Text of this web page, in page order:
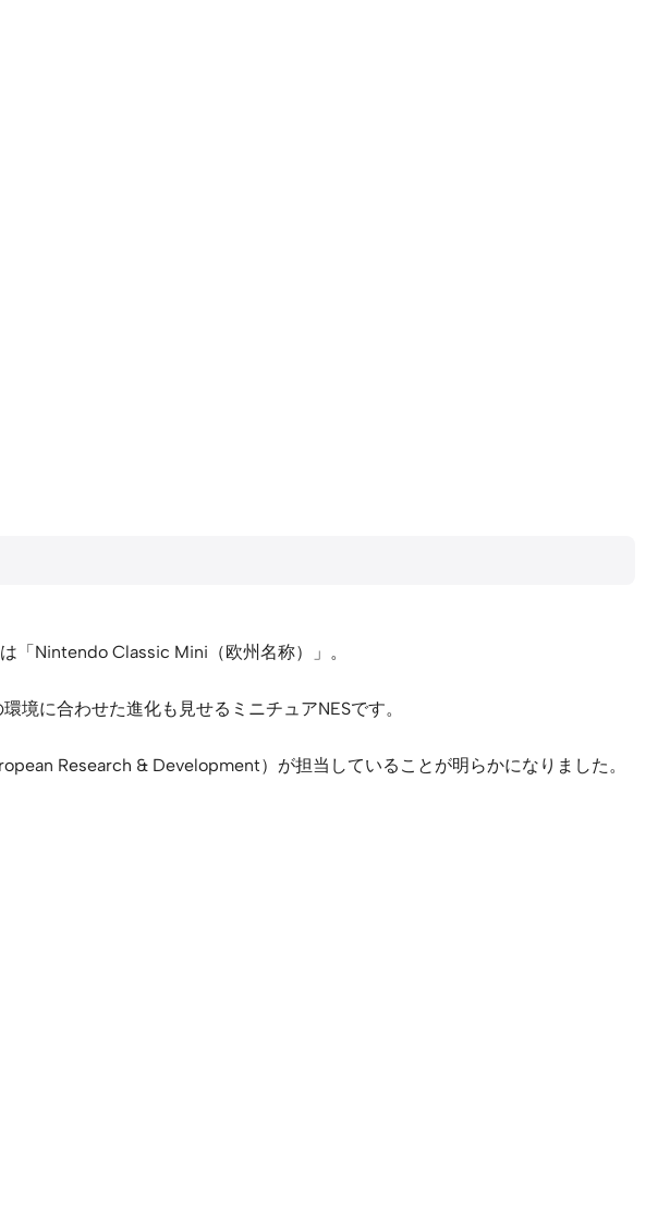
「Nintendo Classic Mini（欧州名称）」。
に合わせた進化も見せるミニチュアNESです。
Research & Development）が担当していることが明らかになりました。